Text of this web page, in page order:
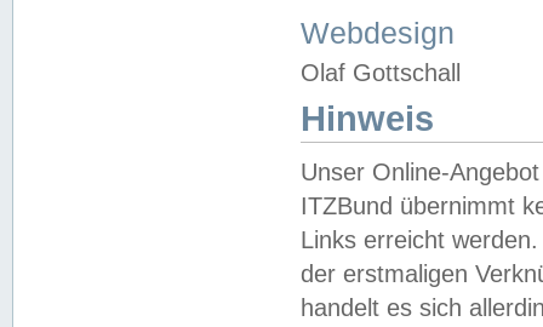
Webdesign
Olaf Gottschall
Hinweis
Unser Online-
ITZBund übernimmt
Links erreicht
der erstmaligen
handelt es sich